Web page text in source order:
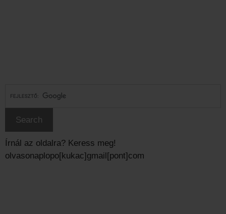
Írnál az oldalra? Keress meg!
olvasonaplopo[kukac]gmail[pont]com